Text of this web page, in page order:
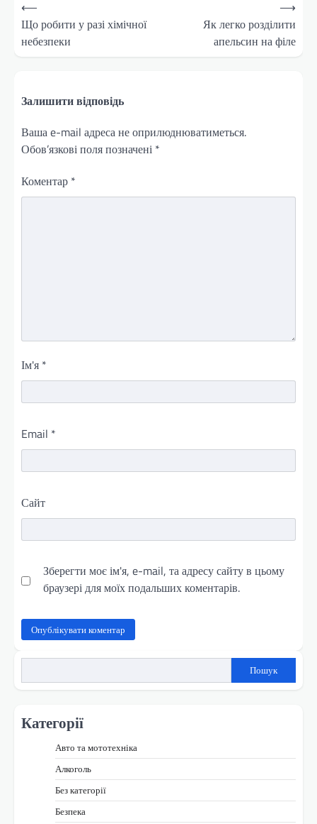
записів
⟵
Що робити у разі хімічної
небезпеки
Як легко розділити
апельсин на філе
⟶
Залишити відповідь
Ваша e-mail адреса не оприлюднюватиметься.
Обов’язкові поля позначені *
Коментар *
Ім'я *
Email *
Сайт
Зберегти моє ім'я, e-mail, та адресу сайту в цьому
браузері для моїх подальших коментарів.
Пошук
Категорії
Авто та мототехніка
Алкоголь
Без категорії
Безпека